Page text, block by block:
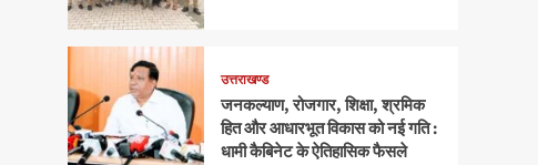
उत्तराखण्ड
जनकल्याण, रोजगार, शिक्षा, श्रमिक
हित और आधारभूत विकास को नई गति :
धामी कैबिनेट के ऐतिहासिक फैसले